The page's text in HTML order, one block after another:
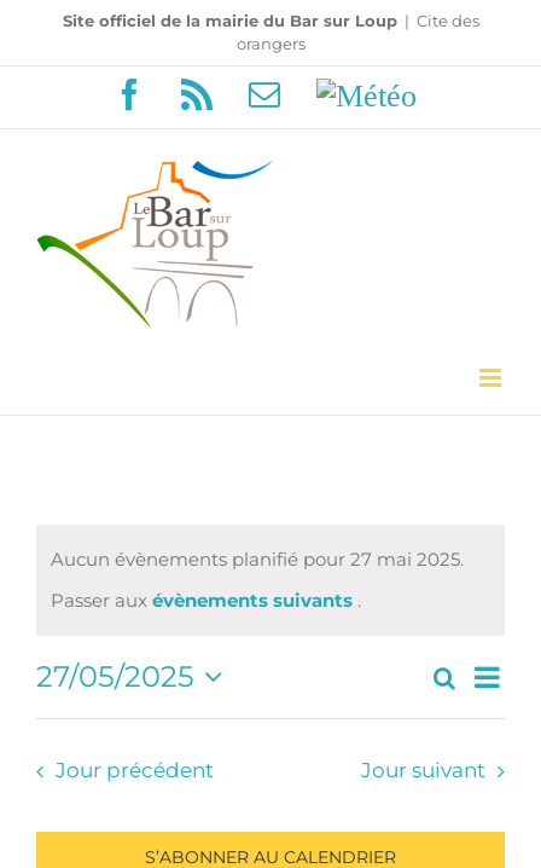
au
Site officiel de la mairie du Bar sur Loup | Cite des
orangers
Facebook
Rss EmailMétéo
Notice
Aucun évènements planifié pour 27 mai 2025.
Passer aux évènements suivants .
et
de
vues
27/05/2025
Sélectionnez
date.
Jour précédent Jour suivant
S’ABONNER AU CALENDRIER